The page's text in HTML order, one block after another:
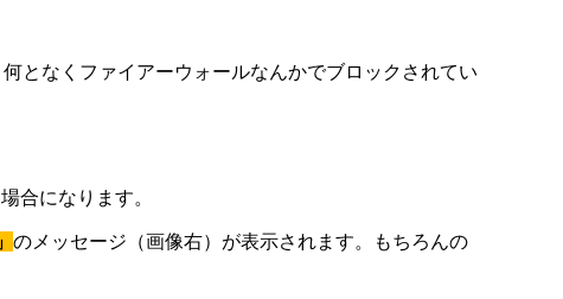
となくファイアーウォールなんかでブロックされてい
合になります。
のメッセージ（画像右）が表示されます。もちろんの